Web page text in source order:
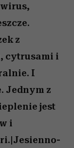
z
cytrusami i
I
Jednym z
jest
i